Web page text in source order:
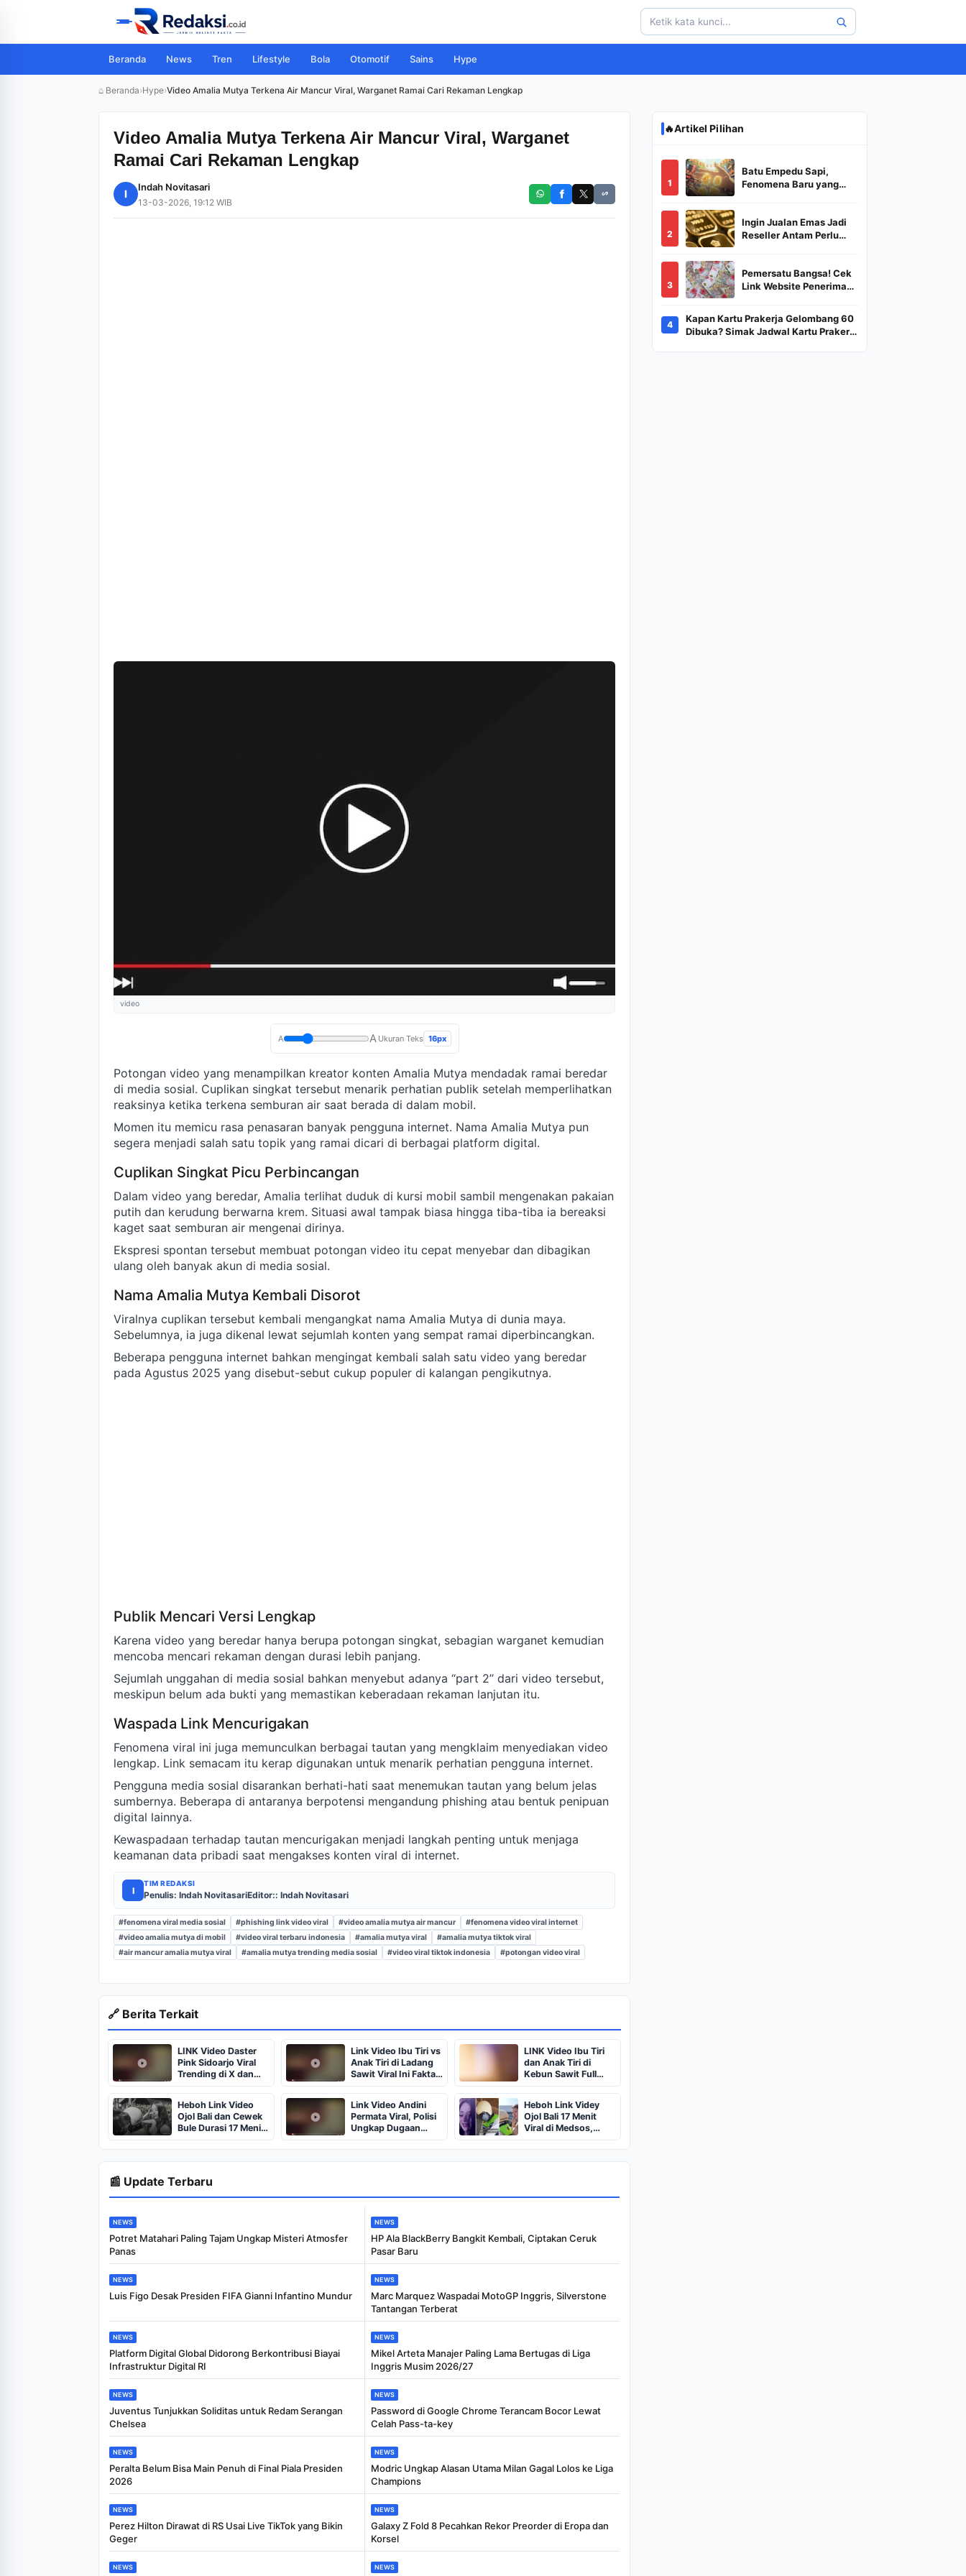
Beranda News Tren Lifestyle Bola Otomotif Sains Hype
⌂ Beranda›Hype›Video Amalia Mutya Terkena Air Mancur Viral, Warganet Ramai Cari Rekaman Lengkap
Video Amalia Mutya Terkena Air Mancur Viral, Warganet
Ramai Cari Rekaman Lengkap
I
Indah Novitasari
13-03-2026, 19:12 WIB
video
A A Ukuran Teks 16px
Potongan video yang menampilkan kreator konten Amalia Mutya mendadak ramai beredar
di media sosial. Cuplikan singkat tersebut menarik perhatian publik setelah memperlihatkan
reaksinya ketika terkena semburan air saat berada di dalam mobil.
Momen itu memicu rasa penasaran banyak pengguna internet. Nama Amalia Mutya pun
segera menjadi salah satu topik yang ramai dicari di berbagai platform digital.
Cuplikan Singkat Picu Perbincangan
Dalam video yang beredar, Amalia terlihat duduk di kursi mobil sambil mengenakan pakaian
putih dan kerudung berwarna krem. Situasi awal tampak biasa hingga tiba-tiba ia bereaksi
kaget saat semburan air mengenai dirinya.
Ekspresi spontan tersebut membuat potongan video itu cepat menyebar dan dibagikan
ulang oleh banyak akun di media sosial.
Nama Amalia Mutya Kembali Disorot
Viralnya cuplikan tersebut kembali mengangkat nama Amalia Mutya di dunia maya.
Sebelumnya, ia juga dikenal lewat sejumlah konten yang sempat ramai diperbincangkan.
Beberapa pengguna internet bahkan mengingat kembali salah satu video yang beredar
pada Agustus 2025 yang disebut-sebut cukup populer di kalangan pengikutnya.
Publik Mencari Versi Lengkap
Karena video yang beredar hanya berupa potongan singkat, sebagian warganet kemudian
mencoba mencari rekaman dengan durasi lebih panjang.
Sejumlah unggahan di media sosial bahkan menyebut adanya “part 2” dari video tersebut,
meskipun belum ada bukti yang memastikan keberadaan rekaman lanjutan itu.
Waspada Link Mencurigakan
Fenomena viral ini juga memunculkan berbagai tautan yang mengklaim menyediakan video
lengkap. Link semacam itu kerap digunakan untuk menarik perhatian pengguna internet.
Pengguna media sosial disarankan berhati-hati saat menemukan tautan yang belum jelas
sumbernya. Beberapa di antaranya berpotensi mengandung phishing atau bentuk penipuan
digital lainnya.
Kewaspadaan terhadap tautan mencurigakan menjadi langkah penting untuk menjaga
keamanan data pribadi saat mengakses konten viral di internet.
I
TIM REDAKSI
Penulis: Indah NovitasariEditor:: Indah Novitasari
#fenomena viral media sosial #phishing link video viral #video amalia mutya air mancur
#fenomena video viral internet
#video amalia mutya di mobil
#video viral terbaru indonesia #amalia mutya viral
#amalia mutya tiktok viral
#air mancur amalia mutya viral
#amalia mutya trending media sosial #video viral tiktok indonesia #potongan video viral
🔗 Berita Terkait
LINK Video Daster
Pink Sidoarjo Viral
Trending di X dan
TikTok, Ada Apa
Netizen Ramai Cari
Link 7 Menitnya?
Link Video Ibu Tiri vs
Anak Tiri di Ladang
Sawit Viral Ini Fakta
dan Peringatannya
LINK Video Ibu Tiri
dan Anak Tiri di
Kebun Sawit Full
Durasi Banyak Dicari,
Warganet Diingatkan
Waspada Phishing
Heboh Link Video
Ojol Bali dan Cewek
Bule Durasi 17 Menit
Viral Ini Penjelasan
dan Fakta
Terbarunya
Link Video Andini
Permata Viral, Polisi
Ungkap Dugaan
Modus Penipuan
Link Berbahaya
Heboh Link Videy
Ojol Bali 17 Menit
Viral di Medsos,
Netizen Ramai Cari
Link Asli
📰 Update Terbaru
NEWS
Potret Matahari Paling Tajam Ungkap Misteri Atmosfer
Panas
NEWS
HP Ala BlackBerry Bangkit Kembali, Ciptakan Ceruk
Pasar Baru
NEWS
Luis Figo Desak Presiden FIFA Gianni Infantino Mundur
NEWS
Marc Marquez Waspadai MotoGP Inggris, Silverstone
Tantangan Terberat
NEWS
Platform Digital Global Didorong Berkontribusi Biayai
Infrastruktur Digital RI
NEWS
Mikel Arteta Manajer Paling Lama Bertugas di Liga
Inggris Musim 2026/27
NEWS
Juventus Tunjukkan Soliditas untuk Redam Serangan
Chelsea
NEWS
Password di Google Chrome Terancam Bocor Lewat
Celah Pass-ta-key
NEWS
Peralta Belum Bisa Main Penuh di Final Piala Presiden
2026
NEWS
Modric Ungkap Alasan Utama Milan Gagal Lolos ke Liga
Champions
NEWS
Perez Hilton Dirawat di RS Usai Live TikTok yang Bikin
Geger
NEWS
Galaxy Z Fold 8 Pecahkan Rekor Preorder di Eropa dan
Korsel
NEWS NEWS
🔥Artikel Pilihan
1
Batu Empedu Sapi,
Fenomena Baru yang
2
Ingin Jualan Emas Jadi
Reseller Antam Perlu
Bagaimana
Prosedurnya?
3
Pemersatu Bangsa! Cek
Link Website Penerima
Dana Rp600 Ribu Rupiah
4
Kapan Kartu Prakerja Gelombang 60
Dibuka? Simak Jadwal Kartu Prakerja